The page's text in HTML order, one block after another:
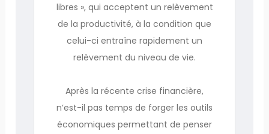
libres », qui acceptent un relèvement
de la productivité, à la condition que
celui-ci entraîne rapidement un
relèvement du niveau de vie.
Après la récente crise financière,
n’est-il pas temps de forger les outils
économiques permettant de penser